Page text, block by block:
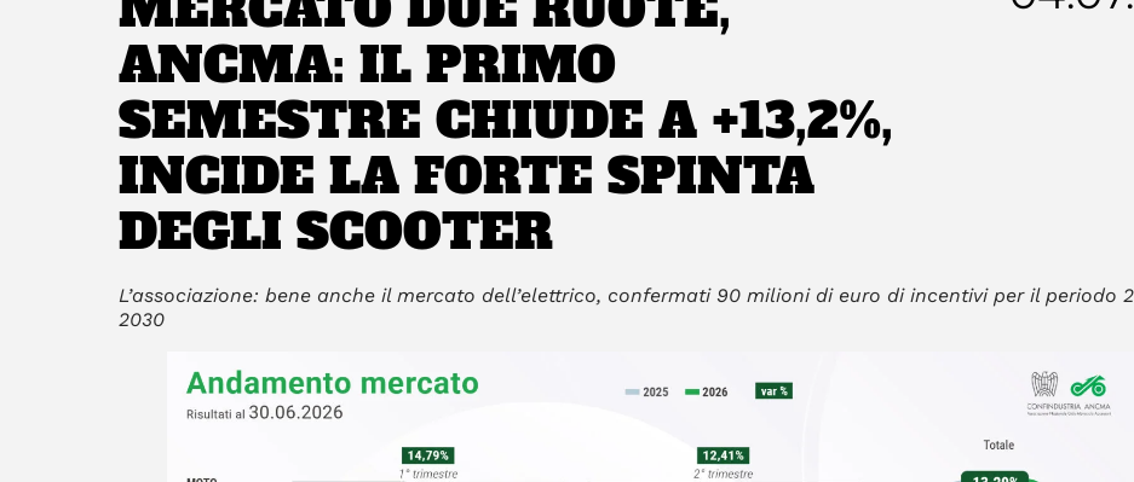
ANCMA: IL PRIMO
SEMESTRE CHIUDE A +13,2%,
INCIDE LA FORTE SPINTA
DEGLI SCOOTER
L’associazione: bene anche il mercato dell’elettrico, confermati 90 milioni di euro di incentivi per il periodo
2030